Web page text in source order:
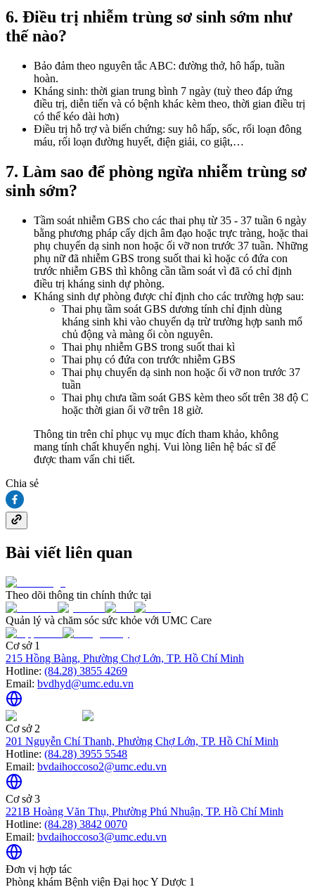
6. Điều trị nhiễm trùng sơ sinh sớm như
thế nào?
Bảo đảm theo nguyên tắc ABC: đường thở, hô hấp, tuần
hoàn.
Kháng sinh: thời gian trung bình 7 ngày (tuỳ theo đáp ứng
điều trị, diễn tiến và có bệnh khác kèm theo, thời gian điều trị
có thể kéo dài hơn)
Điều trị hỗ trợ và biến chứng: suy hô hấp, sốc, rối loạn đông
máu, rối loạn đường huyết, điện giải, co giật,…
7. Làm sao để phòng ngừa nhiễm trùng sơ
sinh sớm?
Tầm soát nhiễm GBS cho các thai phụ từ 35 - 37 tuần 6 ngày
bằng phương pháp cấy dịch âm đạo hoặc trực tràng, hoặc thai
phụ chuyển dạ sinh non hoặc ối vỡ non trước 37 tuần. Những
phụ nữ đã nhiễm GBS trong suốt thai kì hoặc có đứa con
trước nhiễm GBS thì không cần tầm soát vì đã có chỉ định
điều trị kháng sinh dự phòng.
Kháng sinh dự phòng được chỉ định cho các trường hợp sau:
Thai phụ tầm soát GBS dương tính chỉ định dùng
kháng sinh khi vào chuyển dạ trừ trường hợp sanh mổ
chủ động và màng ối còn nguyên.
Thai phụ nhiễm GBS trong suốt thai kì
Thai phụ có đứa con trước nhiễm GBS
Thai phụ chuyển dạ sinh non hoặc ối vỡ non trước 37
tuần
Thai phụ chưa tầm soát GBS kèm theo sốt trên 38 độ C
hoặc thời gian ối vỡ trên 18 giờ.
Thông tin trên chỉ phục vụ mục đích tham khảo, không
mang tính chất khuyến nghị. Vui lòng liên hệ bác sĩ để
được tham vấn chi tiết.
Chia sẻ
Bài viết liên quan
Theo dõi thông tin chính thức tại
Quản lý và chăm sóc sức khỏe với UMC Care
Cơ sở 1
215 Hồng Bàng, Phường Chợ Lớn, TP. Hồ Chí Minh
Hotline: (84.28) 3855 4269
Email: bvdhyd@umc.edu.vn
Cơ sở 2
201 Nguyễn Chí Thanh, Phường Chợ Lớn, TP. Hồ Chí Minh
Hotline: (84.28) 3955 5548
Email: bvdaihoccoso2@umc.edu.vn
Cơ sở 3
221B Hoàng Văn Thụ, Phường Phú Nhuận, TP. Hồ Chí Minh
Hotline: (84.28) 3842 0070
Email: bvdaihoccoso3@umc.edu.vn
Đơn vị hợp tác
Phòng khám Bệnh viện Đại học Y Dược 1